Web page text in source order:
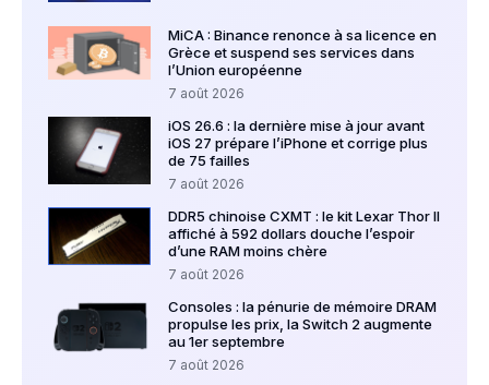
MiCA : Binance renonce à sa licence en
Grèce et suspend ses services dans
l’Union européenne
7 août 2026
iOS 26.6 : la dernière mise à jour avant
iOS 27 prépare l’iPhone et corrige plus
de 75 failles
7 août 2026
DDR5 chinoise CXMT : le kit Lexar Thor II
affiché à 592 dollars douche l’espoir
d’une RAM moins chère
7 août 2026
Consoles : la pénurie de mémoire DRAM
propulse les prix, la Switch 2 augmente
au 1er septembre
7 août 2026